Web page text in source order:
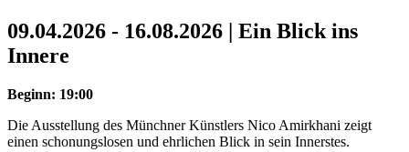
09.04.2026 - 16.08.2026 | Ein Blick ins
Innere
Beginn: 19:00
Die Ausstellung des Münchner Künstlers Nico Amirkhani zeigt
einen schonungslosen und ehrlichen Blick in sein Innerstes.